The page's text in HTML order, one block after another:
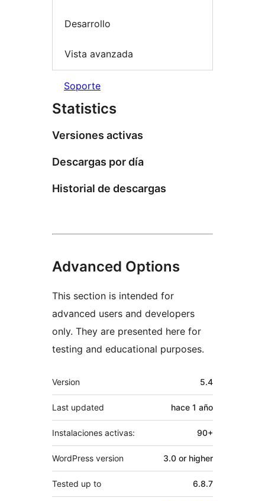
Desarrollo
Vista avanzada
Soporte
Statistics
Versiones activas
Descargas por día
Historial de descargas
Advanced Options
This section is intended for
advanced users and developers
only. They are presented here for
testing and educational purposes.
Meta
Version 5.4
Last updated hace 1 año
Instalaciones activas: 90+
WordPress version 3.0 or higher
Tested up to 6.8.7